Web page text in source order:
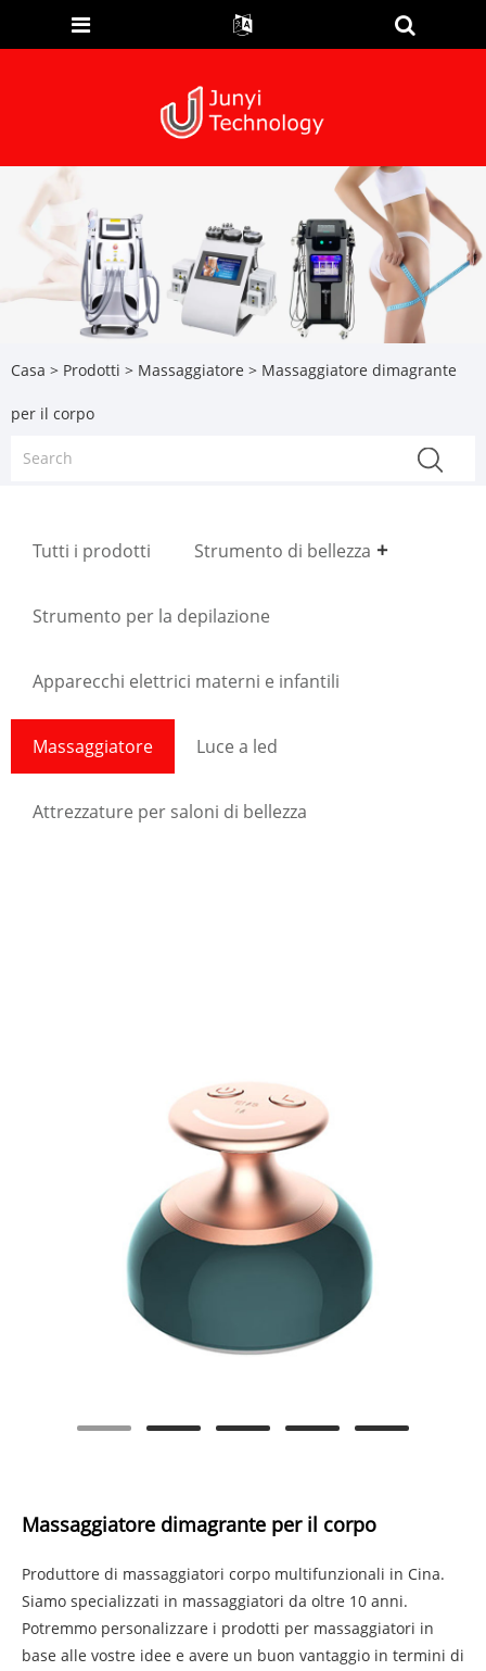
Casa > Prodotti > Massaggiatore > Massaggiatore dimagrante
per il corpo
Tutti i prodotti Strumento di bellezza
Strumento per la depilazione
Apparecchi elettrici materni e infantili
Massaggiatore Luce a led
Attrezzature per saloni di bellezza
Massaggiatore dimagrante per il corpo
Produttore di massaggiatori corpo multifunzionali in Cina.
Siamo specializzati in massaggiatori da oltre 10 anni.
Potremmo personalizzare i prodotti per massaggiatori in
base alle vostre idee e avere un buon vantaggio in termini di